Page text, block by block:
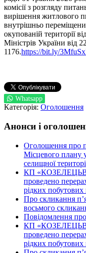
комісії з розгляду
вирішення житлового
внутрішньо
окупованій території
Міністрів України від
1176.https://bit.ly/
Whatsapp
Категорія: Оголошення
Анонси і
Оголошення про
Місцевого плану
селищної
КП
проведено
рідких побутових
Про скликання
восьмого
Повідомлення
КП
проведено
рідких побутових